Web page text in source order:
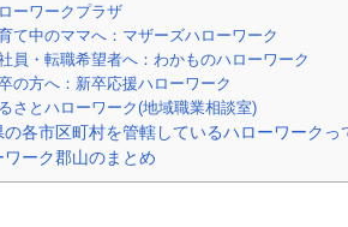
ーワークプラザ
て中のママへ：マザーズハローワーク
員・転職希望者へ：わかものハローワーク
の方へ：新卒応援ハローワーク
さとハローワーク(地域職業相談室)
の各市区町村を管轄しているハローワークっ
ワーク郡山のまとめ